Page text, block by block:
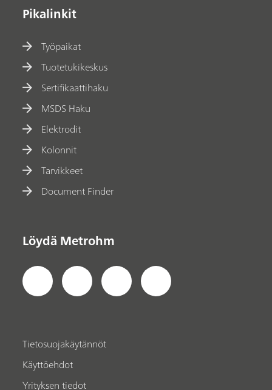
Pikalinkit
Työpaikat
Tuotetukikeskus
Sertifikaattihaku
MSDS Haku
Elektrodit
Kolonnit
Tarvikkeet
Document Finder
Löydä Metrohm
Tietosuojakäytännöt
Käyttöehdot
Yrityksen tiedot